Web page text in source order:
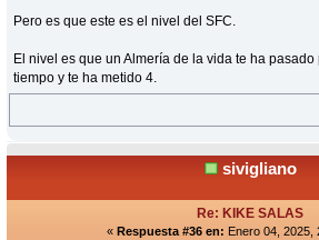
Pero es que este es el nivel del SFC.
El nivel es que un Almería de la vida te ha
tiempo y te ha metido 4.
sivigliano
Re: KIKE SALAS
« Respuesta #36 en: Enero 04, 2025,